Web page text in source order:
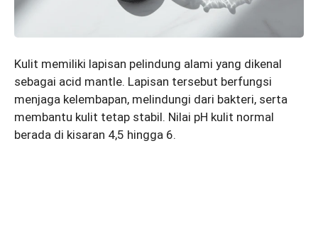
Kulit memiliki lapisan pelindung alami yang dikenal
sebagai acid mantle. Lapisan tersebut berfungsi
menjaga kelembapan, melindungi dari bakteri, serta
membantu kulit tetap stabil. Nilai pH kulit normal
berada di kisaran 4,5 hingga 6.